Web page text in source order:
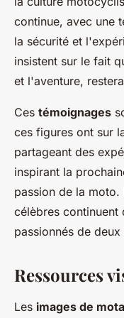
continue, avec une
la sécurité et
insistent sur le fait
et l'aventure,
Ces témoignages
ces figures ont sur
partageant des
inspirant la
passion de la moto.
célèbres
passionnés de
Ressources
Les images de